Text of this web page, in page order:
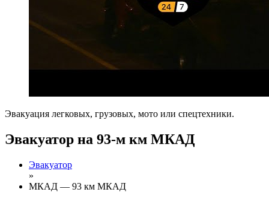
Эвакуация легковых, грузовых, мото или спецтехники.
Эвакуатор на 93-м км МКАД
Эвакуатор
»
МКАД — 93 км МКАД